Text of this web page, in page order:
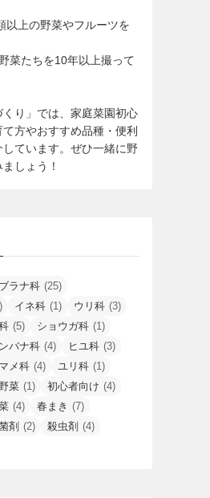
以上の野菜やフルーツを
菜たちを10年以上撮って
くり」では、家庭菜園初心
方やおすすめ品種・便利
ています。ぜひ一緒に野
しょう！
ラナ科 (25)
イネ科 (1) ウリ科 (3)
(5) ショウガ科 (1)
バナ科 (4) ヒユ科 (3)
マメ科 (4) ユリ科 (1)
菜 (1) 初心者向け (4)
(4) 春まき (7)
剤 (2) 殺虫剤 (4)